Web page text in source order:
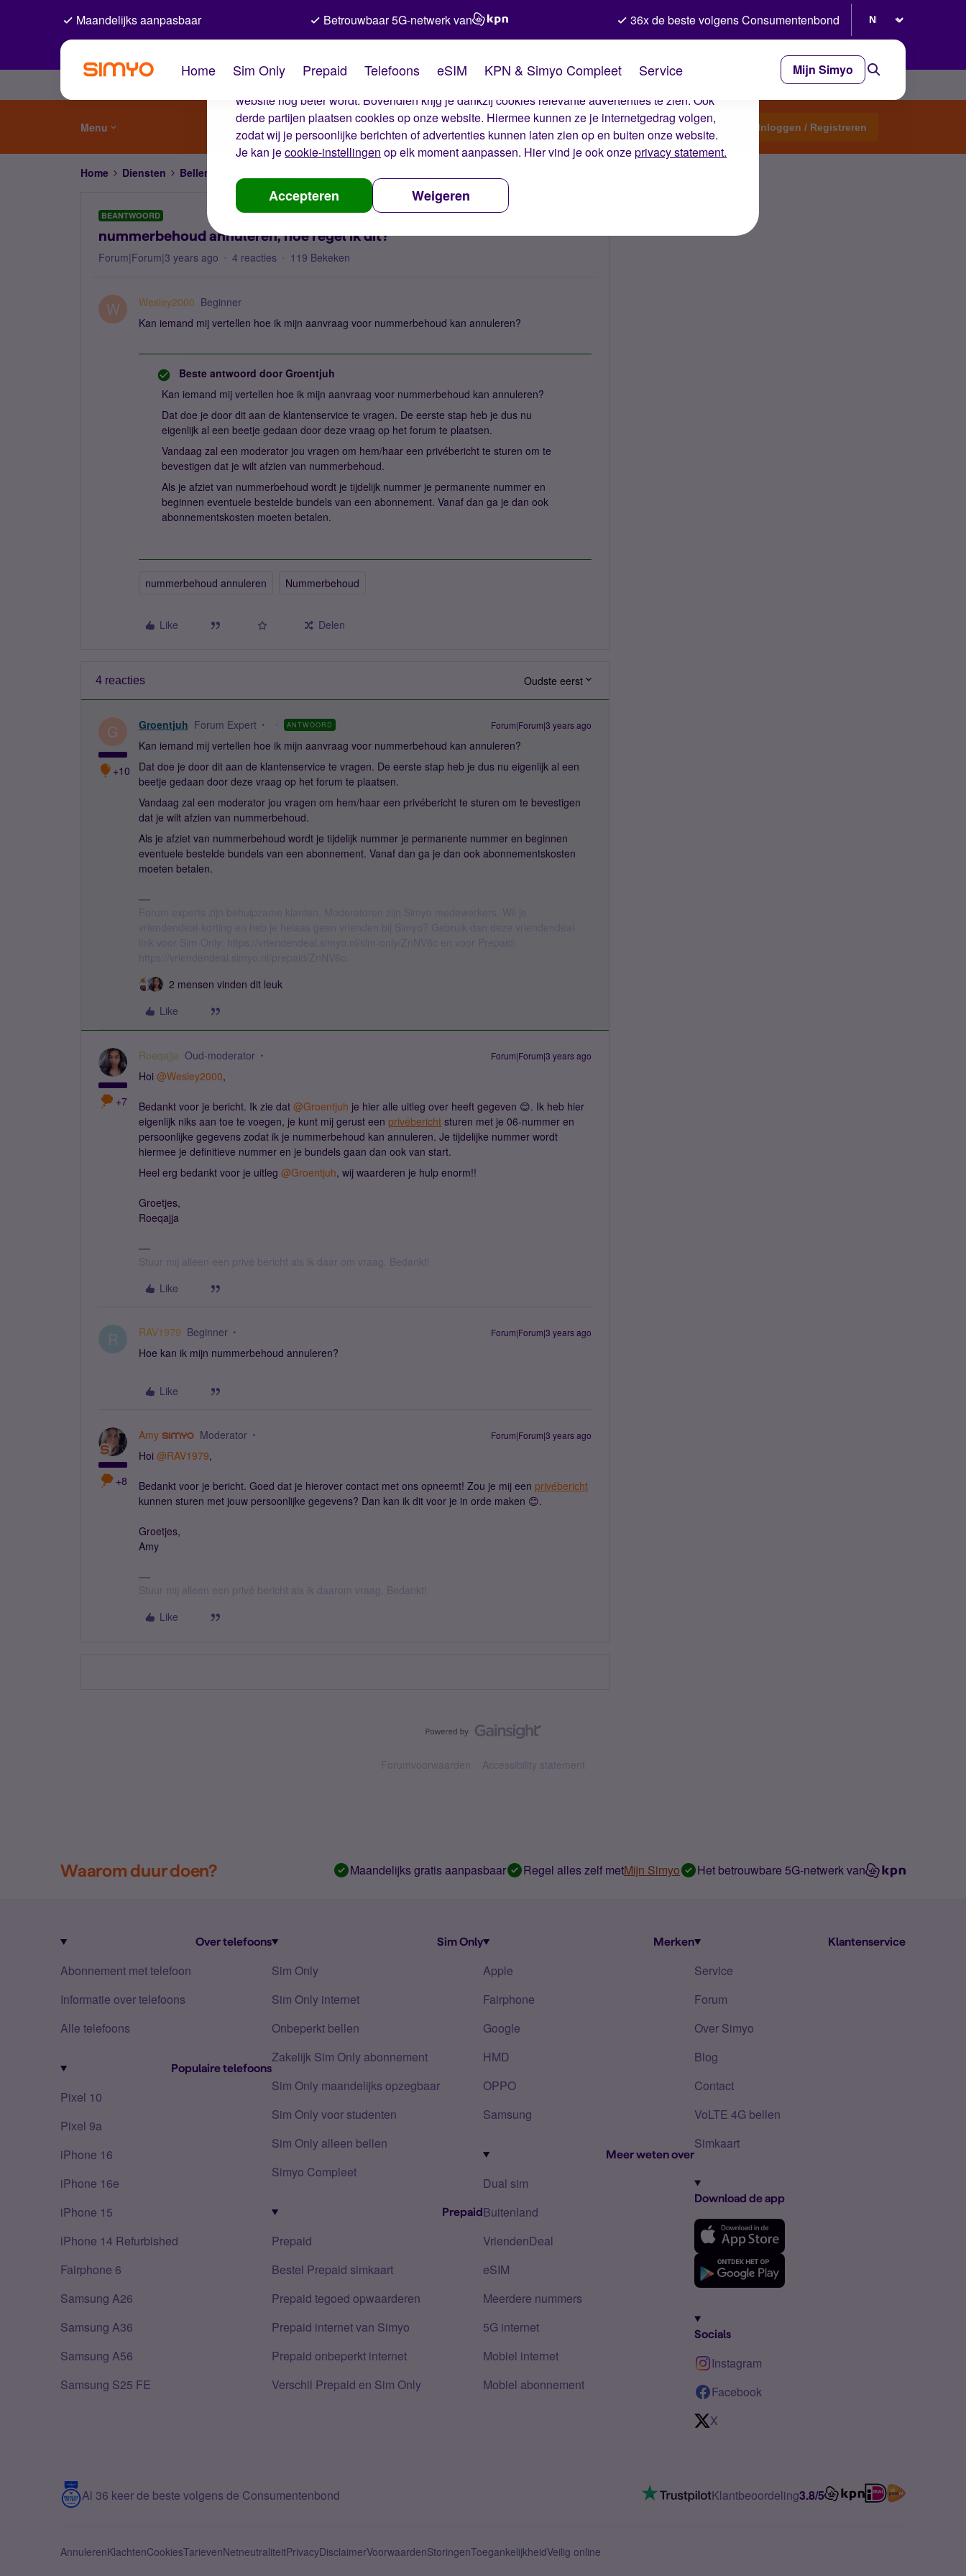
De cookies van Simyo
Wij gebruiken cookies op onze website. Met deze cookies zorgen wij ervoor dat je ervaring op de
website nog beter wordt. Bovendien krijg je dankzij cookies relevante advertenties te zien. Ook
derde partijen plaatsen cookies op onze website. Hiermee kunnen ze je internetgedrag volgen,
zodat wij je persoonlijke berichten of advertenties kunnen laten zien op en buiten onze website.
Je kan jecookie-instellingen op elk moment aanpassen. Hier vind je ook onzeprivacy statement.
Accepteren Weigeren
Maandelijks aanpasbaar Betrouwbaar 5G-netwerk van 36x de beste volgens Consumentenbond
Home Sim Only Prepaid Telefoons eSIM KPN & Simyo Compleet Service Mijn Simyo
Menu Start een topic Inloggen / Registreren
Home Diensten Bellen, sms'en, netwerk en nummerbehoud
BEANTWOORD
nummerbehoud annuleren, hoe regel ik dit?
Forum|Forum|3 years ago 4 reacties 119 Bekeken
W Wesley2000 Beginner
Kan iemand mij vertellen hoe ik mijn aanvraag voor nummerbehoud kan annuleren?
Beste antwoord door Groentjuh
Kan iemand mij vertellen hoe ik mijn aanvraag voor nummerbehoud kan annuleren?
Dat doe je door dit aan de klantenservice te vragen. De eerste stap heb je dus nu
eigenlijk al een beetje gedaan door deze vraag op het forum te plaatsen.
Vandaag zal een moderator jou vragen om hem/haar een privébericht te sturen om te
bevestigen dat je wilt afzien van nummerbehoud.
Als je afziet van nummerbehoud wordt je tijdelijk nummer je permanente nummer en
beginnen eventuele bestelde bundels van een abonnement. Vanaf dan ga je dan ook
abonnementskosten moeten betalen.
nummerbehoud annuleren Nummerbehoud
Like Delen
4 reacties Oudste eerst
G
+10
Groentjuh Forum Expert ANTWOORD Forum|Forum|3 years ago
Kan iemand mij vertellen hoe ik mijn aanvraag voor nummerbehoud kan annuleren?
Dat doe je door dit aan de klantenservice te vragen. De eerste stap heb je dus nu eigenlijk al een
beetje gedaan door deze vraag op het forum te plaatsen.
Vandaag zal een moderator jou vragen om hem/haar een privébericht te sturen om te bevestigen
dat je wilt afzien van nummerbehoud.
Als je afziet van nummerbehoud wordt je tijdelijk nummer je permanente nummer en beginnen
eventuele bestelde bundels van een abonnement. Vanaf dan ga je dan ook abonnementskosten
moeten betalen.
2 mensen vinden dit leuk
Like
+7
Roeqajja Oud-moderator Forum|Forum|3 years ago
Hoi @Wesley2000,
Bedankt voor je bericht. Ik zie dat @Groentjuh je hier alle uitleg over heeft gegeven 😊. Ik heb hier
eigenlijk niks aan toe te voegen, je kunt mij gerust een privébericht sturen met je 06-nummer en
persoonlijke gegevens zodat ik je nummerbehoud kan annuleren. Je tijdelijke nummer wordt
hiermee je definitieve nummer en je bundels gaan dan ook van start.
Heel erg bedankt voor je uitleg @Groentjuh, wij waarderen je hulp enorm!!
Groetjes,
Roeqajja
Stuur mij alleen een privé bericht als ik daar om vraag. Bedankt!
Like
R RAV1979 Beginner Forum|Forum|3 years ago
Hoe kan ik mijn nummerbehoud annuleren?
Like
+8
Amy Moderator Forum|Forum|3 years ago
Hoi @RAV1979,
Bedankt voor je bericht. Goed dat je hierover contact met ons opneemt! Zou je mij een privébericht
kunnen sturen met jouw persoonlijke gegevens? Dan kan ik dit voor je in orde maken 😊.
Groetjes,
Amy
Stuur mij alleen een privé bericht als ik daarom vraag. Bedankt!
Like
Forumvoorwaarden Accessibility statement
Waarom duur doen? Maandelijks gratis aanpasbaar Regel alles zelf metMijn Simyo Het betrouwbare 5G-netwerk van
Over telefoons
Abonnement met telefoon
Informatie over telefoons
Alle telefoons
Populaire telefoons
Pixel 10
Pixel 9a
iPhone 16
iPhone 16e
iPhone 15
iPhone 14 Refurbished
Fairphone 6
Samsung A26
Samsung A36
Samsung A56
Samsung S25 FE
Sim Only
Sim Only
Sim Only internet
Onbeperkt bellen
Zakelijk Sim Only abonnement
Sim Only maandelijks opzegbaar
Sim Only voor studenten
Sim Only alleen bellen
Simyo Compleet
Prepaid
Prepaid
Bestel Prepaid simkaart
Prepaid tegoed opwaarderen
Prepaid internet van Simyo
Prepaid onbeperkt internet
Verschil Prepaid en Sim Only
Merken
Apple
Fairphone
Google
HMD
OPPO
Samsung
Meer weten over
Dual sim
Buitenland
VriendenDeal
eSIM
Meerdere nummers
5G internet
Mobiel internet
Mobiel abonnement
Klantenservice
Service
Forum
Over Simyo
Blog
Contact
VoLTE 4G bellen
Simkaart
Download de app
Socials
Instagram
Facebook
X
Al 36 keer de beste volgens de Consumentenbond Klantbeoordeling3.8/5
AnnulerenKlachtenCookiesTarievenNetneutraliteitPrivacyDisclaimerVoorwaardenStoringenToegankelijkheidVeilig online